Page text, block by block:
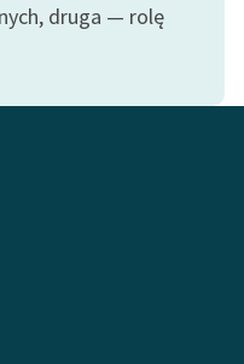
druga — rolę